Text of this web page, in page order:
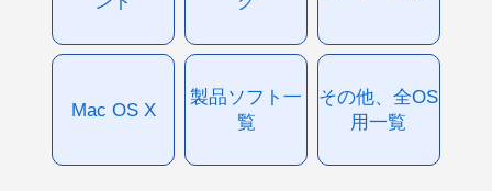
Mac OS X
製品ソフト一
覧
その他、全OS
用一覧